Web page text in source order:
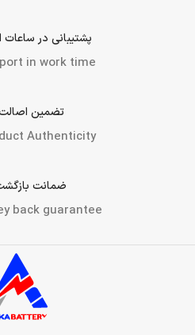
پشتیبانی در ساعات
in work time
تضمین اصالت
Authenticity
ضمانت
back guarantee